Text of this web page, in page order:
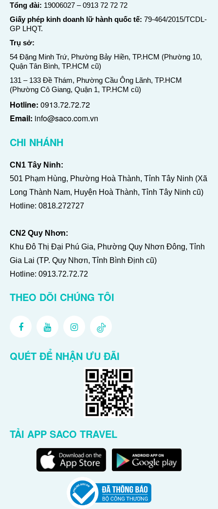
Tổng đài: 19006027 –0913 72 72 72
Giấy phép kinh doanh lữ hành quốc tế: 79-464/2015/TCDL-
GP LHQT.
Trụ sở:
54 Đặng Minh Trứ, Phường Bảy Hiền, TP.HCM (Phường 10,
Quận Tân Bình, TP.HCM cũ)
131 – 133 Đề Thám, Phường Cầu Ông Lãnh, TP.HCM
(Phường Cô Giang, Quận 1, TP.HCM cũ)
Hotline: 0913.72.72.72
Email: info@saco.com.vn
CHI NHÁNH
CN1 Tây Ninh:
501 Phạm Hùng, Phường Hoà Thành, Tỉnh Tây Ninh (Xã
Long Thành Nam, Huyện Hoà Thành, Tỉnh Tây Ninh cũ)
Hotline: 0818.272727
CN2 Quy Nhơn:
Khu Đô Thị Đại Phú Gia, Phường Quy Nhơn Đông, Tỉnh
Gia Lai (TP. Quy Nhơn, Tỉnh Bình Định cũ)
Hotline: 0913.72.72.72
THEO DÕI CHÚNG TÔI
QUÉT ĐỂ NHẬN ƯU ĐÃI
TẢI APP SACO TRAVEL